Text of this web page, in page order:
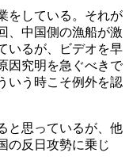
をしている。それが
、中国側の漁船が激
いるが、ビデオを早
因究明を急ぐべきで
いう時こそ例外を認
と思っているが、他
の反日攻勢に乗じ